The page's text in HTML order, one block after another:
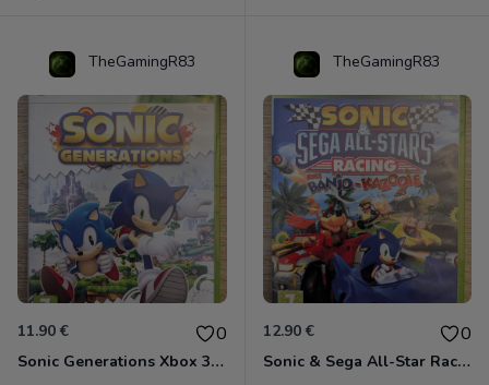
TheGamingR83
11.90 € 0
Sonic Generations Xbox 360
TheGamingR83
12.90 € 0
Sonic & Sega All-Star Racing avec Banjo-Kazooie Xbox 360